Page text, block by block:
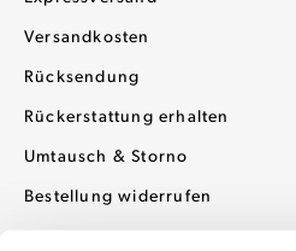
Versandkosten
Rücksendung
Rückerstattung erhalten
Umtausch & Storno
Bestellung widerrufen